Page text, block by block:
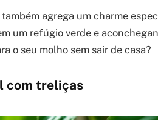
agrega um charme
um refúgio verde e
o seu molho sem sair de casa?
com treliças